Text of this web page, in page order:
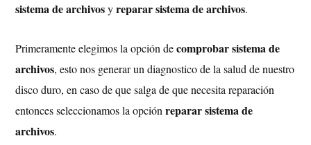
sistema de archivosyreparar sistema de archivos.
Primeramente elegimos la opción decomprobar sistema de
archivos, esto nos generar un diagnostico de la salud de nuestro
disco duro, en caso de que salga de que necesita reparación
entonces seleccionamos la opciónreparar sistema de
archivos.